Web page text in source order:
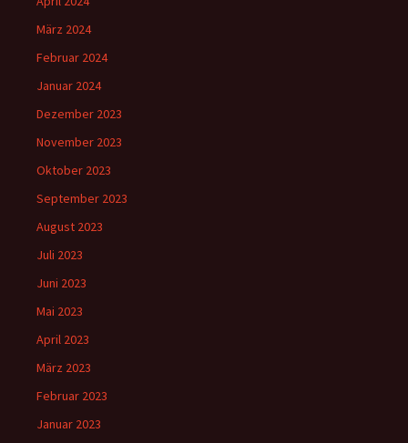
März 2024
Februar 2024
Januar 2024
Dezember 2023
November 2023
Oktober 2023
September 2023
August 2023
Juli 2023
Juni 2023
Mai 2023
April 2023
März 2023
Februar 2023
Januar 2023